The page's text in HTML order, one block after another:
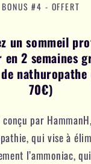
BONUS #4 - OFFERT
un sommeil
2 semaines
70€)
par
qui vise à
l’ammoniac,